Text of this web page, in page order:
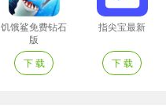
饥饿鲨免费钻石
版
下 载
指尖宝最新
下 载